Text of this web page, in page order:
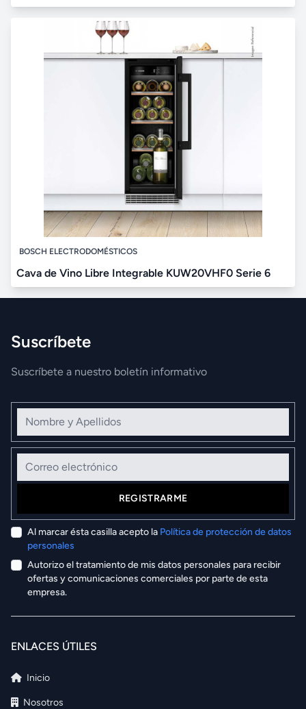
BOSCH ELECTRODOMÉSTICOS
Cava de Vino Libre Integrable KUW20VHF0 Serie 6
Suscríbete
Suscríbete a nuestro boletín informativo
Nombre y Apellidos
Correo electrónico
REGISTRARME
Al marcar ésta casilla acepto la Política de protección de datos
personales
Autorizo el tratamiento de mis datos personales para recibir
ofertas y comunicaciones comerciales por parte de esta
empresa.
ENLACES ÚTILES
Inicio
Nosotros